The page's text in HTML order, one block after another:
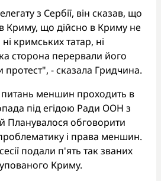
з Сербії, він сказав, що
Криму, що дійсно в Криму не
кримських татар, ні
сторона перервали його
- сказала Гридчина.
питань меншин проходить в
під егідою Ради ООН з
Планувалося обговорити
і права меншин.
подали п'ять так званих
Криму.